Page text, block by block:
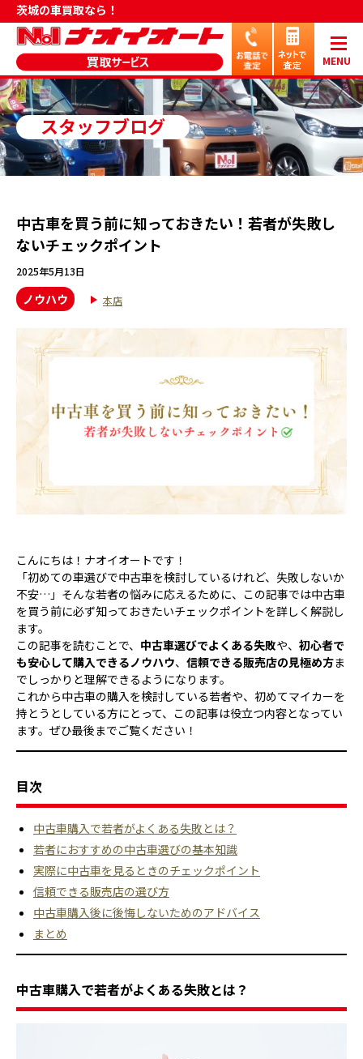
茨城の車買取なら！
MENU
スタッフブログ
中古車を買う前に知っておきたい！若者が失敗し
ないチェックポイント
2025年5月13日
ノウハウ 本店
こんにちは！ナオイオートです！
「初めての車選びで中古車を検討しているけれど、失敗しないか
不安…」そんな若者の悩みに応えるために、この記事では中古車
を買う前に必ず知っておきたいチェックポイントを詳しく解説し
ます。
この記事を読むことで、 中古車選びでよくある失敗や、 初心者で
も安心して購入できるノウハウ、 信頼できる販売店の見極め方ま
でしっかりと理解できるようになります。
これから中古車の購入を検討している若者や、初めてマイカーを
持とうとしている方にとって、この記事は役立つ内容となってい
ます。ぜひ最後までご覧ください！
目次
中古車購入で若者がよくある失敗とは？
若者におすすめの中古車選びの基本知識
実際に中古車を見るときのチェックポイント
信頼できる販売店の選び方
中古車購入後に後悔しないためのアドバイス
まとめ
中古車購入で若者がよくある失敗とは？